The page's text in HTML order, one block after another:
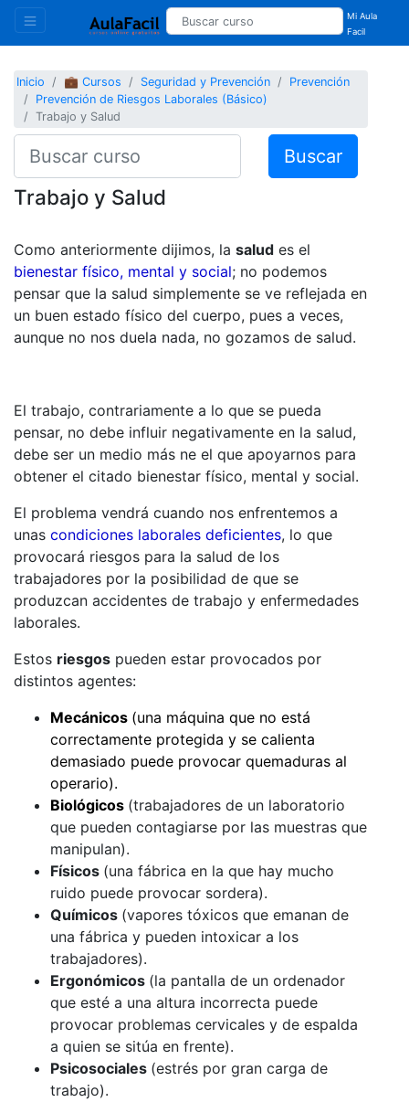
Mi Aula
Facil
Inicio 💼 Cursos Seguridad y Prevención
Prevención
Prevención de Riesgos Laborales (Básico)
Trabajo y Salud
Buscar
Trabajo y Salud
Como anteriormente dijimos, la salud es el
bienestar físico, mental y social; no podemos
pensar que la salud simplemente se ve reflejada en
un buen estado físico del cuerpo, pues a veces,
aunque no nos duela nada, no gozamos de salud.
El trabajo, contrariamente a lo que se pueda
pensar, no debe influir negativamente en la salud,
debe ser un medio más ne el que apoyarnos para
obtener el citado bienestar físico, mental y social.
El problema vendrá cuando nos enfrentemos a
unas condiciones laborales deficientes, lo que
provocará riesgos para la salud de los
trabajadores por la posibilidad de que se
produzcan accidentes de trabajo y enfermedades
laborales.
Estos riesgos pueden estar provocados por
distintos agentes:
Mecánicos (una máquina que no está
correctamente protegida y se calienta
demasiado puede provocar quemaduras al
operario).
Biológicos (trabajadores de un laboratorio
que pueden contagiarse por las muestras que
manipulan).
Físicos (una fábrica en la que hay mucho
ruido puede provocar sordera).
Químicos (vapores tóxicos que emanan de
una fábrica y pueden intoxicar a los
trabajadores).
Ergonómicos (la pantalla de un ordenador
que esté a una altura incorrecta puede
provocar problemas cervicales y de espalda
a quien se sitúa en frente).
Psicosociales (estrés por gran carga de
trabajo).